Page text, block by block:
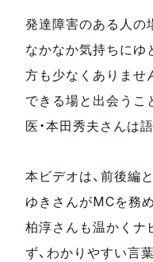
発達障害のある人の
なかなか気持ちにゆ
方も少なくありませ
できる場と出会うこ
医・本田秀夫さんは
本ビデオは、前後編
ゆきさんがMCを務め
柏淳さんも温かくナ
ず、わかりやすい言